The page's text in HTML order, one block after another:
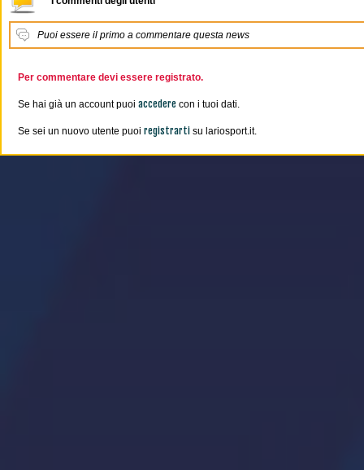
Puoi essere il primo a commentare questa news
Per commentare devi essere registrato.
Se hai già un account puoi accedere con i tuoi dati.
Se sei un nuovo utente puoi registrarti su lariosport.it.